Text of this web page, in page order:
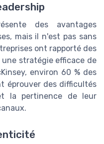
des avantages
mais il n'est pas sans
ont rapporté des
stratégie efficace de
environ 60 % des
éprouver des difficultés
la pertinence de leur